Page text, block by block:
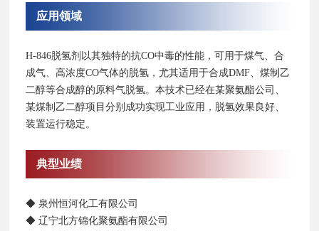
应用领域
H-846脱氢剂以其独特的抗CO中毒的性能，可用于煤气、合
成气、高浓度CO气体的脱氢，尤其适用于合成DMF、煤制乙
二醇等合成醇的原料气脱氢。本技术已经在某聚氨酯公司、
某煤制乙二醇项目分别成功实现工业应用，脱氢效果良好、
装置运行稳定。
典型业绩
◆ 泉州恒河化工有限公司
◆ 辽宁北方锦化聚氨酯有限公司